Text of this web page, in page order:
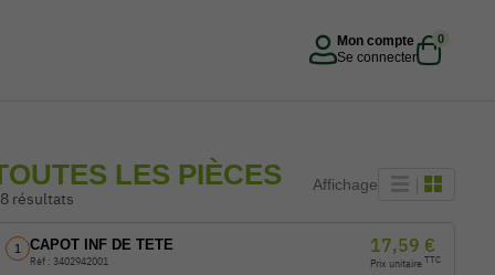
Mon compte
Se connecter
0
LES PIÈCES
résultats
Affichage
1 CAPOT INF DE TETE
Réf : 3402942001
17,59 €
Prix unitaire TTC